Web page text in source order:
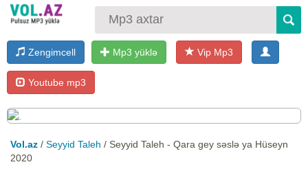
Zengimcell Mp3 yüklə Vip Mp3
Youtube mp3
Vol.az / Seyyid Taleh / Seyyid Taleh - Qara gey səslə ya Hüseyn
2020